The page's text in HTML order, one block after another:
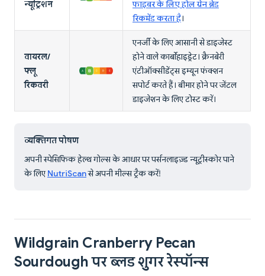
न्यूट्रिशन
फाइबर के लिए होल ग्रेन ब्रेड
रिकमेंड करता है।
वायरल/
फ्लू
रिकवरी
एनर्जी के लिए आसानी से डाइजेस्ट
होने वाले कार्बोहाइड्रेट। क्रैनबेरी
एंटीऑक्सीडेंट्स इम्यून फंक्शन
सपोर्ट करते हैं। बीमार होने पर जेंटल
डाइजेशन के लिए टोस्ट करें।
व्यक्तिगत पोषण
अपनी स्पेसिफिक हेल्थ गोल्स के आधार पर पर्सनलाइज़्ड न्यूट्रीस्कोर पाने
के लिए NutriScanसे अपनी मील्स ट्रैक करें!
Wildgrain Cranberry Pecan
Sourdough पर ब्लड शुगर रेस्पॉन्स